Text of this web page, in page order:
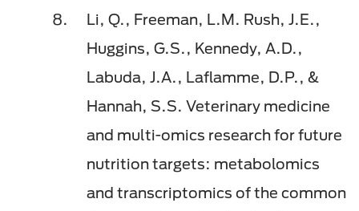
Li, Q., Freeman, L.M. Rush, J.E.,
Huggins, G.S., Kennedy, A.D.,
Labuda, J.A., Laflamme, D.P., &
Hannah, S.S. Veterinary medicine
and multi-omics research for future
nutrition targets: metabolomics
and transcriptomics of the common